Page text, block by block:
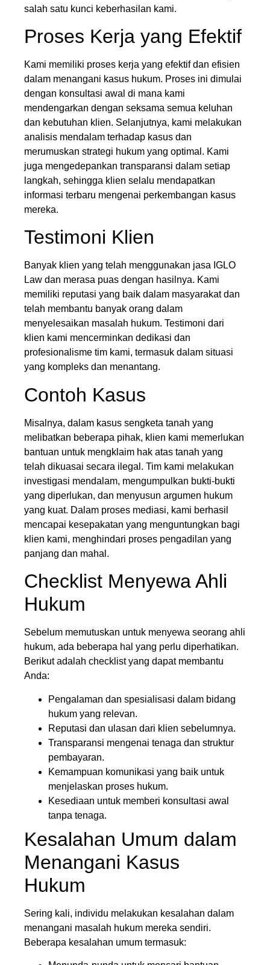
salah satu kunci keberhasilan kami.
Proses Kerja yang Efektif
Kami memiliki proses kerja yang efektif dan efisien
dalam menangani kasus hukum. Proses ini dimulai
dengan konsultasi awal di mana kami
mendengarkan dengan seksama semua keluhan
dan kebutuhan klien. Selanjutnya, kami melakukan
analisis mendalam terhadap kasus dan
merumuskan strategi hukum yang optimal. Kami
juga mengedepankan transparansi dalam setiap
langkah, sehingga klien selalu mendapatkan
informasi terbaru mengenai perkembangan kasus
mereka.
Testimoni Klien
Banyak klien yang telah menggunakan jasa IGLO
Law dan merasa puas dengan hasilnya. Kami
memiliki reputasi yang baik dalam masyarakat dan
telah membantu banyak orang dalam
menyelesaikan masalah hukum. Testimoni dari
klien kami mencerminkan dedikasi dan
profesionalisme tim kami, termasuk dalam situasi
yang kompleks dan menantang.
Contoh Kasus
Misalnya, dalam kasus sengketa tanah yang
melibatkan beberapa pihak, klien kami memerlukan
bantuan untuk mengklaim hak atas tanah yang
telah dikuasai secara ilegal. Tim kami melakukan
investigasi mendalam, mengumpulkan bukti-bukti
yang diperlukan, dan menyusun argumen hukum
yang kuat. Dalam proses mediasi, kami berhasil
mencapai kesepakatan yang menguntungkan bagi
klien kami, menghindari proses pengadilan yang
panjang dan mahal.
Checklist Menyewa Ahli
Hukum
Sebelum memutuskan untuk menyewa seorang ahli
hukum, ada beberapa hal yang perlu diperhatikan.
Berikut adalah checklist yang dapat membantu
Anda:
Pengalaman dan spesialisasi dalam bidang
hukum yang relevan.
Reputasi dan ulasan dari klien sebelumnya.
Transparansi mengenai tenaga dan struktur
pembayaran.
Kemampuan komunikasi yang baik untuk
menjelaskan proses hukum.
Kesediaan untuk memberi konsultasi awal
tanpa tenaga.
Kesalahan Umum dalam
Menangani Kasus
Hukum
Sering kali, individu melakukan kesalahan dalam
menangani masalah hukum mereka sendiri.
Beberapa kesalahan umum termasuk: